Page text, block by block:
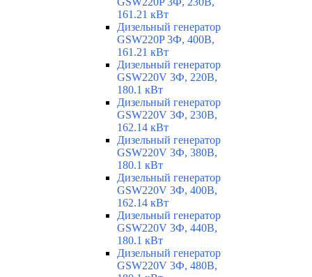
161.21 кВт
Дизельный генератор
GSW220P 3Ф, 400В,
161.21 кВт
Дизельный генератор
GSW220V 3Ф, 220В,
180.1 кВт
Дизельный генератор
GSW220V 3Ф, 230В,
162.14 кВт
Дизельный генератор
GSW220V 3Ф, 380В,
180.1 кВт
Дизельный генератор
GSW220V 3Ф, 400В,
162.14 кВт
Дизельный генератор
GSW220V 3Ф, 440В,
180.1 кВт
Дизельный генератор
GSW220V 3Ф, 480В,